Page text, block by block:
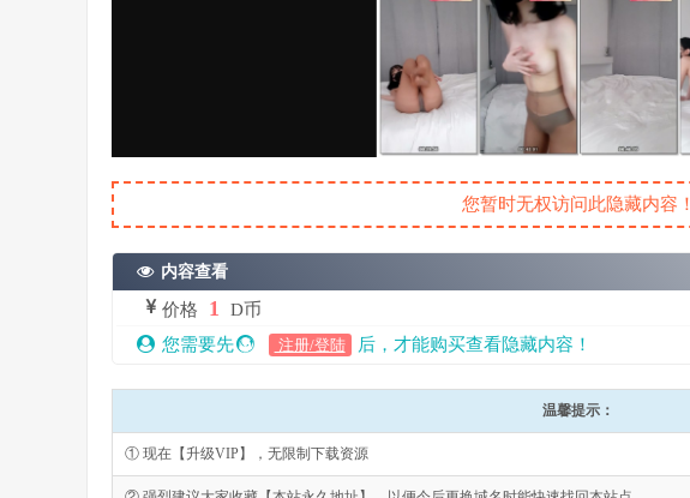
您暂时无权访问此隐藏内容！
内容查看
价格 1
D币
您需要先
注册/登陆 后，才能购买查看隐藏内容！
温馨提示：
① 现在【升级VIP】，无限制下载资源